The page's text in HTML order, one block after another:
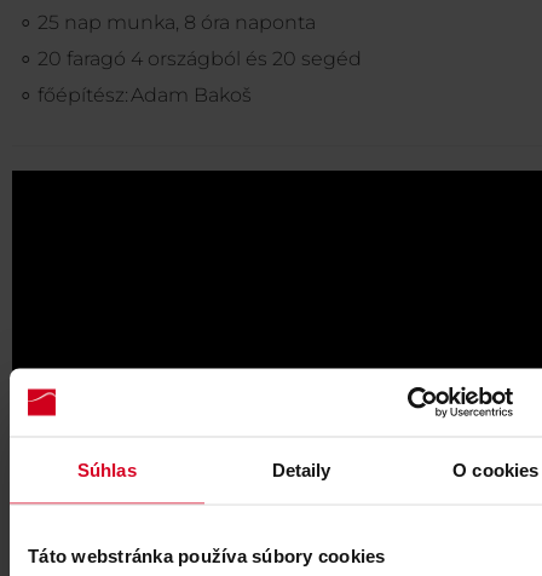
Súhlas Detaily O cookies
Táto webstránka používa súbory cookies
25 nap munka, 8 óra naponta
20 faragó 4 országból és 20 segéd
főépítész: Adam Bakoš